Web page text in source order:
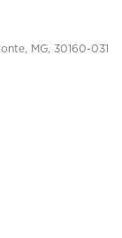
MG, 30160-031